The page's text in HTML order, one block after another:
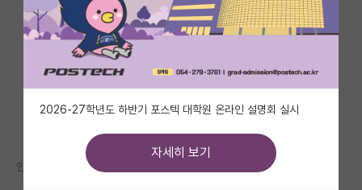
베스트 게시판
IF 명예의전당
자유 게시판(아무개랩)
미국 유학 게시판
미국 대학원 합격 후기 게시판
안녕하세요 ?
2026-27학년도 하반기 포스텍 대학원 온라인 설명회 실시
자세히 보기